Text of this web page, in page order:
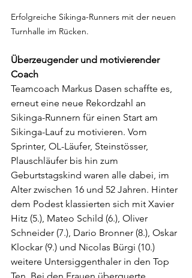
Erfolgreiche Sikinga-Runners mit der neuen
Turnhalle im Rücken.
Überzeugender und motivierender
Coach
Teamcoach Markus Dasen schaffte es,
erneut eine neue Rekordzahl an
Sikinga-Runnern für einen Start am
Sikinga-Lauf zu motivieren. Vom
Sprinter, OL-Läufer, Steinstösser,
Plauschläufer bis hin zum
Geburtstagskind waren alle dabei, im
Alter zwischen 16 und 52 Jahren. Hinter
dem Podest klassierten sich mit Xavier
Hitz (5.), Mateo Schild (6.), Oliver
Schneider (7.), Dario Bronner (8.), Oskar
Klockar (9.) und Nicolas Bürgi (10.)
weitere Untersiggenthaler in den Top
Ten. Bei den Frauen überquerte